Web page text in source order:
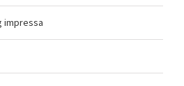
impressa